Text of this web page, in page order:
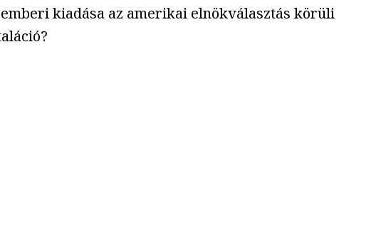
kiadása az amerikai elnökválasztás körüli